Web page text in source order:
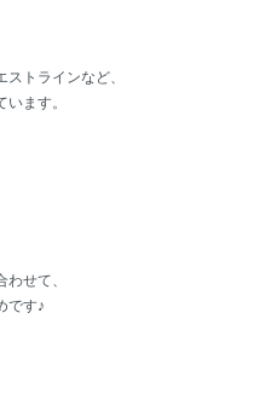
トラインなど、
ます。
せて、
です♪